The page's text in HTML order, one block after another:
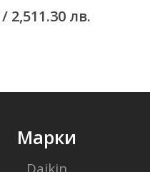
/ 2,511.30 лв.
Марки